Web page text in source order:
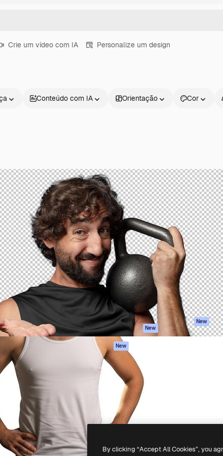
Crie um vídeo com IA Personalize um design
Conteúdo com IA Orientação Cor
para você direcionar
Mais de 1 milhão de
empresas,
Produtos
Spaces
Assistente de IA
Gerador de
imagens
Gerador de vídeos
Texto para voz
Conteúdo de stock
MCP para
Claude/ChatGPT
New
Agentes New
App móvel
Todas as
ferramentas
Começar
Academy
Documentação
Atendimento
Termos e
condições
Política de
privacidade
Originais New
Política de
2026 Freepik Company S.L.U. Todos os direitos reservados.
By clicking “Accept All Cookies”, you